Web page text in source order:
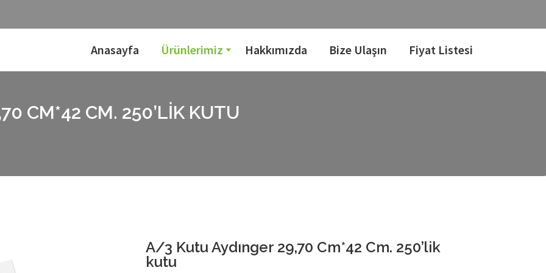
Anasayfa Ürünlerimiz Hakkımızda Bize Ulaşın Fiyat Listesi
CM*42 CM. 250’LIK KUTU
A/3 Kutu Aydınger 29,70 Cm*42 Cm. 250’lik
kutu